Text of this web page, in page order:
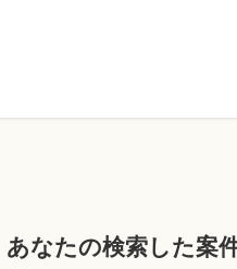
あなたの検索した案